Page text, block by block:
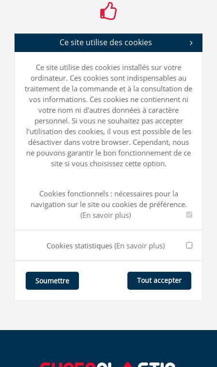
Ce site utilise des cookies
Ce site utilise des cookies installés sur votre
ordinateur. Ces cookies sont indispensables au
traitement de la commande et à la consultation de
vos informations. Ces cookies ne contiennent ni
votre nom ni d'autres données à caractère
personnel. Si vous ne souhaitez pas accepter
l'utilisation des cookies, il vous est possible de les
désactiver dans votre browser. Cependant, nous
ne pouvons garantir le bon fonctionnement de ce
site si vous choisissez cette option.
Cookies fonctionnels : nécessaires pour la
navigation sur le site ou cookies de préférence.
(En savoir plus)
Cookies statistiques (En savoir plus)
Soumettre Tout accepter